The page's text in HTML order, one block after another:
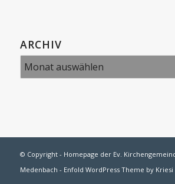
ARCHIV
© Copyright - Homepage der Ev.
Medenbach - Enfold WordPress Theme by Kriesi